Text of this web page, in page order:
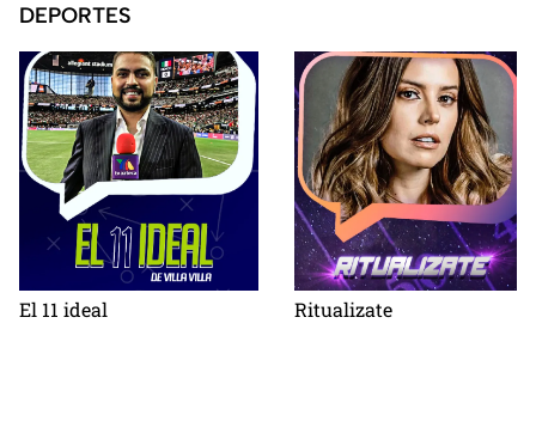
DEPORTES
El 11 ideal Ritualizate